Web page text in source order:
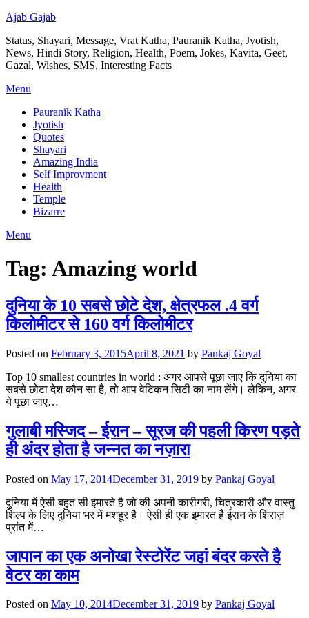
Ajab Gajab
Status, Shayari, Message, Vrat Katha, Pauranik Katha, Jyotish,
News, Hindi Story, Religion, Health, Poem, Jokes, Kavita, Geet,
Gazal, Wishes, SMS, Interesting Facts
Menu
Pauranik Katha
Jyotish
Quotes
Shayari
Amazing India
Self Improvment
Health
Temple
Bizarre
Menu
Tag: Amazing world
दुनिया के 10 सबसे छोटे देश, क्षेत्रफल .4 वर्ग
किलोमीटर से 160 वर्ग किलोमीटर
Posted on February 3, 2015April 8, 2021 by Pankaj Goyal
Top 10 smallest countries in world : अगर आपसे पूछा जाए कि दुनिया का
सबसे छोटा देश कौन सा है, तो आप वेटिकन सिटी का नाम लेंगे। लेकिन, अगर
ये पूछा जाए…
गुलाबी मस्जिद – ईरान – सूरज की पहली किरण पड़ते
ही अंदर होता है जन्नत का नज़ारा
Posted on May 17, 2014December 31, 2019 by Pankaj Goyal
दुनिया में ऐसी बहुत सी इमारते है जो की अपनी कारीगरी, चित्रकारी और वास्तु
शिल्प के लिए दुनिया भर में मशहूर है। ऐसी ही एक इमारत है ईरान के शिराज़
प्रांत में…
जापान का एक अनोखा रेस्टोरेंट जहां बंदर करते है
वेटर का काम
Posted on May 10, 2014December 31, 2019 by Pankaj Goyal